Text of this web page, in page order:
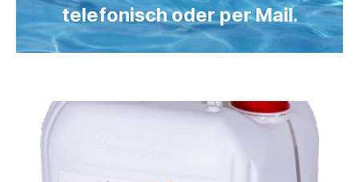
telefonisch oder per Mail.